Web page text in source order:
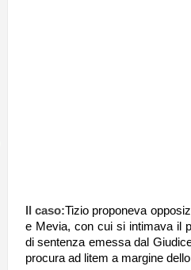
Il caso:Tizio proponeva
e Mevia, con cui si intimava il
di sentenza emessa dal
procura ad litem a margine